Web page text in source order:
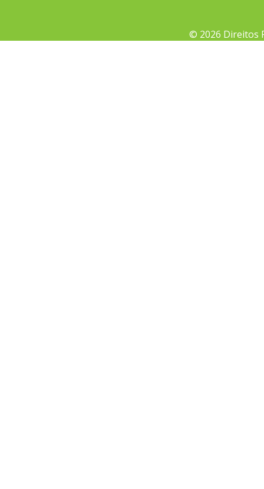
© 2026 Direitos